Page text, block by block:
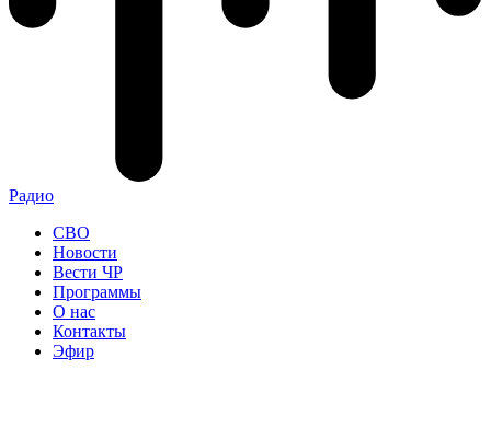
Радио
СВО
Новости
Вести ЧР
Программы
О нас
Контакты
Эфир